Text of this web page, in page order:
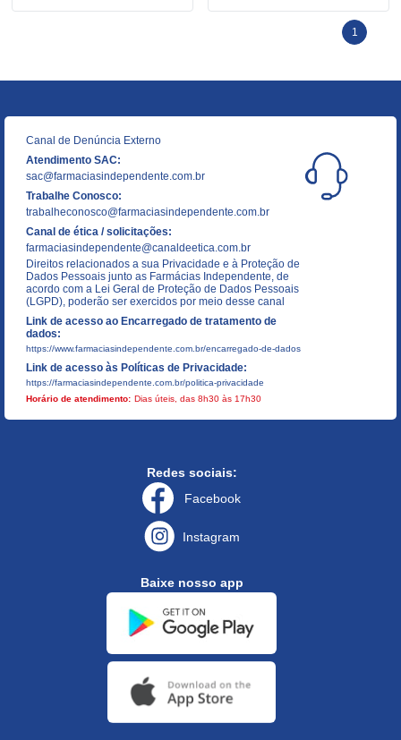
1
Canal de Denúncia Externo
Atendimento SAC:
sac@farmaciasindependente.com.br
Trabalhe Conosco:
trabalheconosco@farmaciasindependente.com.br
Canal de ética / solicitações:
farmaciasindependente@canaldeetica.com.br
Direitos relacionados a sua Privacidade e à Proteção de
Dados Pessoais junto as Farmácias Independente, de
acordo com a Lei Geral de Proteção de Dados Pessoais
(LGPD), poderão ser exercidos por meio desse canal
Link de acesso ao Encarregado de tratamento de
dados:
https://www.farmaciasindependente.com.br/encarregado-de-dados
Link de acesso às Políticas de Privacidade:
https://farmaciasindependente.com.br/politica-privacidade
Horário de atendimento: Dias úteis, das 8h30 às 17h30
Redes sociais:
Facebook
Instagram
Baixe nosso app